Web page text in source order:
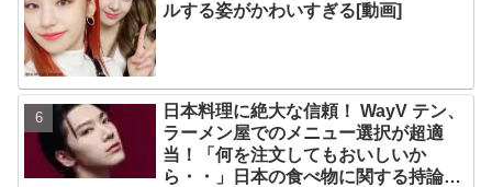
ルする姿がかわいすぎる[動画]
日本料理に絶大な信頼！ WayV テン、
ラーメン屋でのメニュー選択が超適
当！「何を注文してもおいしいか
ら・・」日本の食べ物に関する持論を